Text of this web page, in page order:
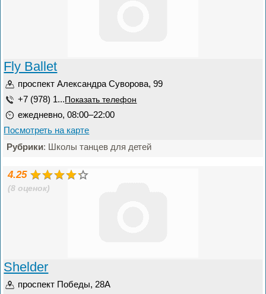
Fly Ballet
проспект Александра Суворова, 99
+7 (978) 1... Показать телефон
ежедневно, 08:00–22:00
Посмотреть на карте
Рубрики: Школы танцев для детей
4.25
(8 оценок)
Shelder
проспект Победы, 28А